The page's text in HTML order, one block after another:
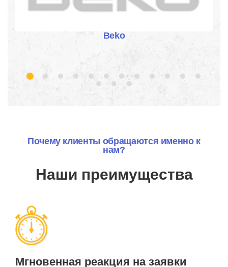
Beko
Почему клиенты обращаются именно к
нам?
Наши преимущества
Мгновенная реакция на заявки